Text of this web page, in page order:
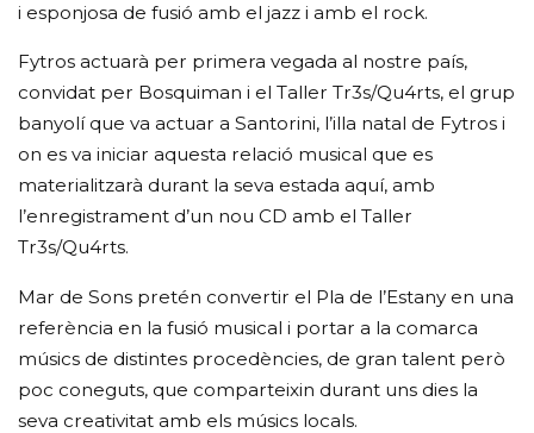
i esponjosa de fusió amb el jazz i amb el rock.
Fytros actuarà per primera vegada al nostre país,
convidat per Bosquiman i el Taller Tr3s/Qu4rts, el grup
banyolí que va actuar a Santorini, l’illa natal de Fytros i
on es va iniciar aquesta relació musical que es
materialitzarà durant la seva estada aquí, amb
l’enregistrament d’un nou CD amb el Taller
Tr3s/Qu4rts.
Mar de Sons pretén convertir el Pla de l’Estany en una
referència en la fusió musical i portar a la comarca
músics de distintes procedències, de gran talent però
poc coneguts, que comparteixin durant uns dies la
seva creativitat amb els músics locals.